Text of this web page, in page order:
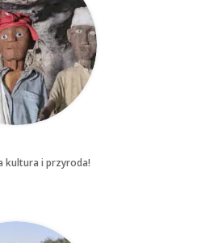
kultura i przyroda!